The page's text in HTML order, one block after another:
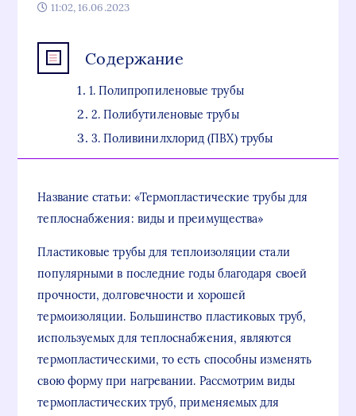
11:02, 16.06.2023
Содержание
1. Полипропиленовые трубы
2. Полибутиленовые трубы
3. Поливинилхлорид (ПВХ) трубы
Название статьи: «Термопластические трубы для
теплоснабжения: виды и преимущества»
Пластиковые трубы для теплоизоляции стали
популярными в последние годы благодаря своей
прочности, долговечности и хорошей
термоизоляции. Большинство пластиковых труб,
используемых для теплоснабжения, являются
термопластическими, то есть способны изменять
свою форму при нагревании. Рассмотрим виды
термопластических труб, применяемых для